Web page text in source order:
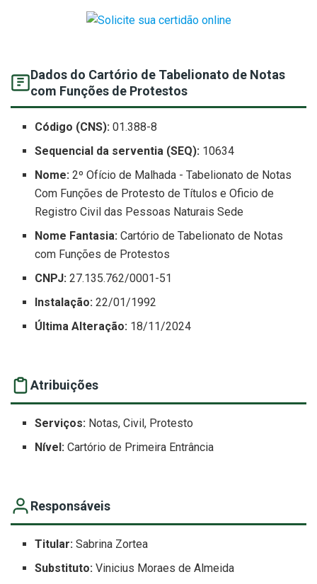
Dados do Cartório de Tabelionato de Notas
com Funções de Protestos
Código (CNS): 01.388-8
Sequencial da serventia (SEQ): 10634
Nome: 2º Ofício de Malhada - Tabelionato de Notas
Com Funções de Protesto de Títulos e Oficio de
Registro Civil das Pessoas Naturais Sede
Nome Fantasia: Cartório de Tabelionato de Notas
com Funções de Protestos
CNPJ: 27.135.762/0001-51
Instalação: 22/01/1992
Última Alteração: 18/11/2024
Atribuições
Serviços: Notas, Civil, Protesto
Nível: Cartório de Primeira Entrância
Responsáveis
Titular: Sabrina Zortea
Substituto: Vinicius Moraes de Almeida